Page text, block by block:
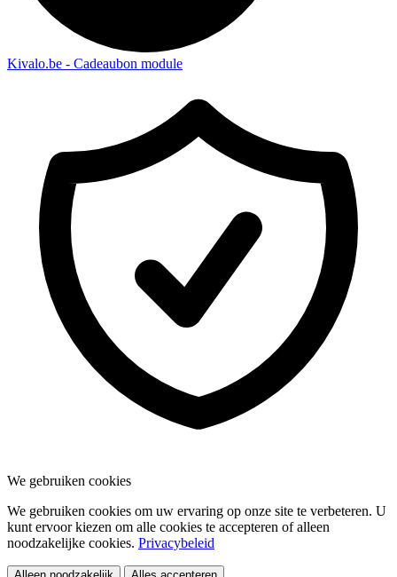
Kivalo.be - Cadeaubon module
We gebruiken cookies
We gebruiken cookies om uw ervaring op onze site te verbeteren. U
kunt ervoor kiezen om alle cookies te accepteren of alleen
noodzakelijke cookies. Privacybeleid